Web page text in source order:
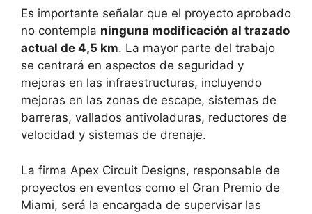
Es importante señalar que el proyecto aprobado
no contempla ninguna modificación al trazado
actual de 4,5 km. La mayor parte del trabajo
se centrará en aspectos de seguridad y
mejoras en las infraestructuras, incluyendo
mejoras en las zonas de escape, sistemas de
barreras, vallados antivoladuras, reductores de
velocidad y sistemas de drenaje.
La firma Apex Circuit Designs, responsable de
proyectos en eventos como el Gran Premio de
Miami, será la encargada de supervisar las